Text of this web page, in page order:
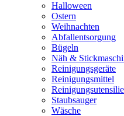
Halloween
Ostern
Weihnachten
Abfallentsorgung
Bügeln
Näh &
Reinigungsgeräte
Reinigungsmittel
Staubsauger
Wäsche